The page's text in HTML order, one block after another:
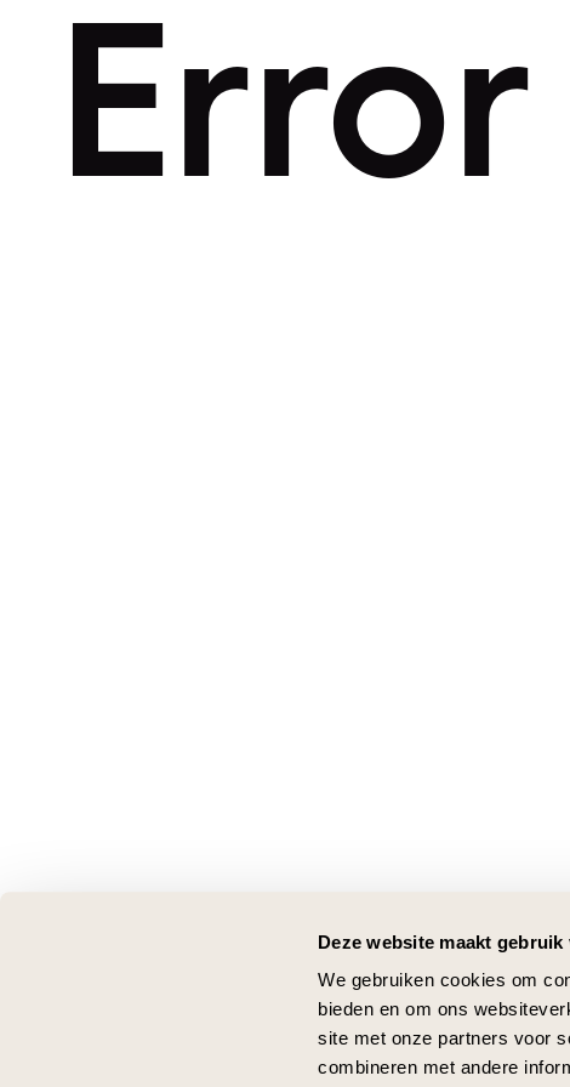
Deze website maakt gebruik
We gebruiken cookies om
bieden en om ons
site met onze partners voor
combineren met andere
Error